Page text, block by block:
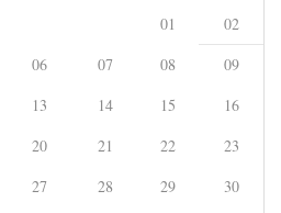
01
02
06 07 08
09
13 14 15
16
20 21 22
23
27 28 29
30